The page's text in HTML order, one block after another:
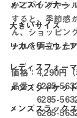
メンズインナー
大きいサイズ
リカバリーウェア
レディスフォー
メンズジャケット
メンズスラックス
かごバッグやシ
すると、季節感
ん、ショッピン
ゃれを両立した
価格：4,290円（
品番：6285-
6285-
6285-